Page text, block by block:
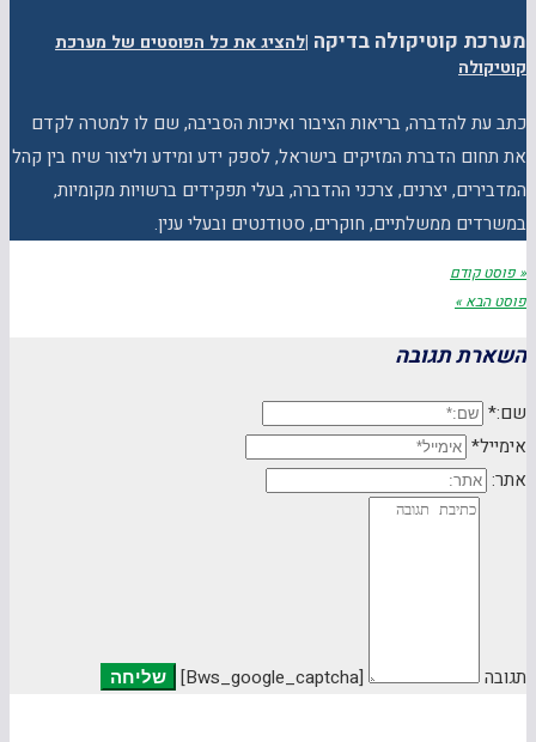
מערכת קוטיקולה בדיקה |להציג את כל הפוסטים של מערכת
קוטיקולה
כתב עת להדברה, בריאות הציבור ואיכות הסביבה, שם לו למטרה לקדם
את תחום הדברת המזיקים בישראל, לספק ידע ומידע וליצור שיח בין קהל
המדבירים, יצרנים, צרכני ההדברה, בעלי תפקידים ברשויות מקומיות,
במשרדים ממשלתיים, חוקרים, סטודנטים ובעלי ענין.
« פוסט קודם
פוסט הבא »
השארת תגובה
שם:*
אימייל*
אתר:
תגובה [bws_google_captcha]